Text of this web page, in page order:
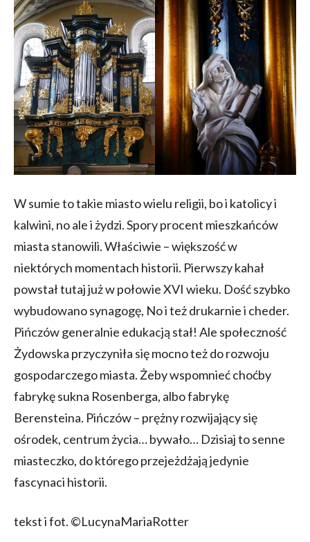
W sumie to takie miasto wielu religii, bo i katolicy i
kalwini, no ale i żydzi. Spory procent mieszkańców
miasta stanowili. Właściwie – większość w
niektórych momentach historii. Pierwszy kahał
powstał tutaj już w połowie XVI wieku. Dość szybko
wybudowano synagogę, No i też drukarnie i cheder.
Pińczów generalnie edukacją stał! Ale społeczność
Żydowska przyczyniła się mocno też do rozwoju
gospodarczego miasta. Żeby wspomnieć choćby
fabrykę sukna Rosenberga, albo fabrykę
Berensteina. Pińczów – prężny rozwijający się
ośrodek, centrum życia… bywało… Dzisiaj to senne
miasteczko, do którego przejeżdżają jedynie
fascynaci historii.
tekst i fot. ©LucynaMariaRotter